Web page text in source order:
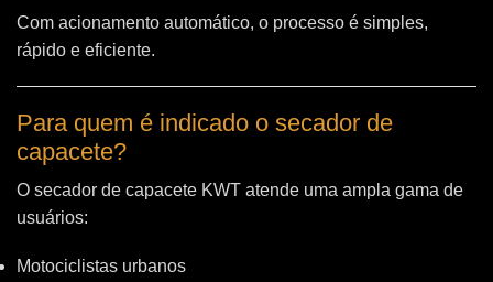
Com acionamento automático, o processo é simples,
rápido e eficiente.
Para quem é indicado o secador de
capacete?
O secador de capacete KWT atende uma ampla gama de
usuários:
Motociclistas urbanos